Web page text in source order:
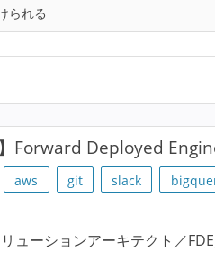
られる
】Forward Deployed
aws git slack
ューションアーキテクト／